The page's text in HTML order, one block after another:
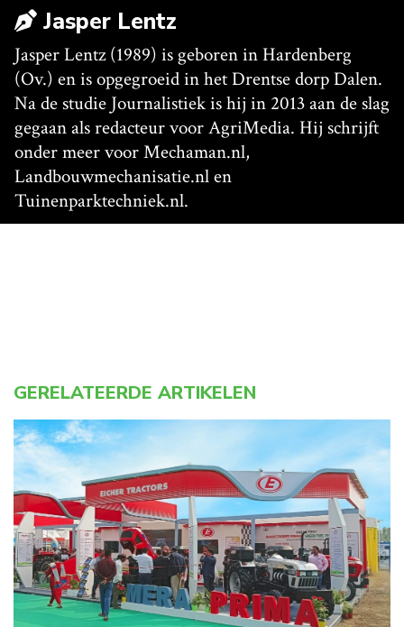
Jasper Lentz
Jasper Lentz (1989) is geboren in Hardenberg
(Ov.) en is opgegroeid in het Drentse dorp Dalen.
Na de studie Journalistiek is hij in 2013 aan de slag
gegaan als redacteur voor AgriMedia. Hij schrijft
onder meer voor Mechaman.nl,
Landbouwmechanisatie.nl en
Tuinenparktechniek.nl.
GERELATEERDE ARTIKELEN